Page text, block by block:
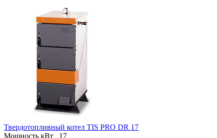
Твердотопливный котел TIS PRO DR 17
Мощность кВт
17